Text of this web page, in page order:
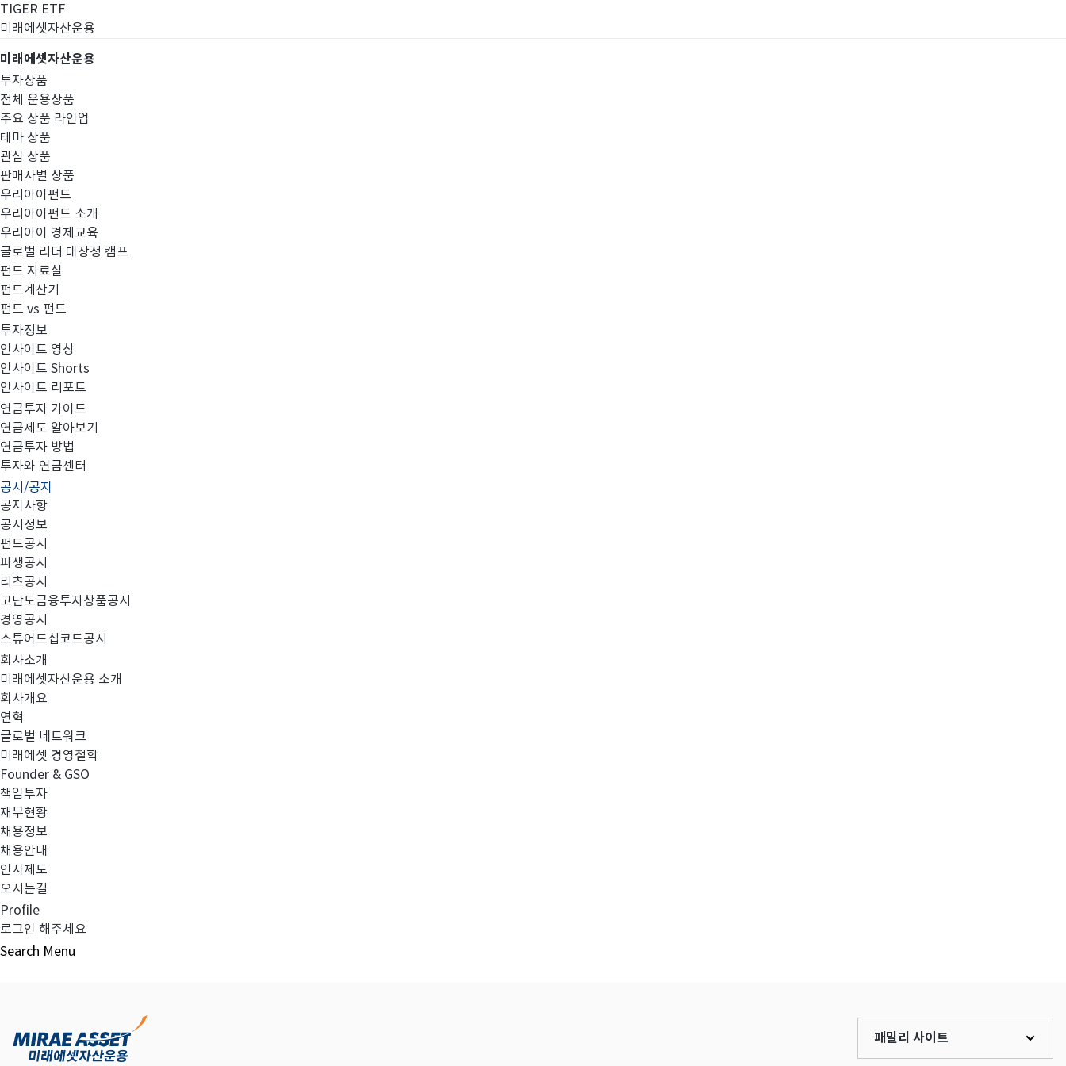
TIGER ETF
미래에셋자산운용
미래에셋자산운용
투자상품
전체 운용상품
주요 상품 라인업
테마 상품
관심 상품
판매사별 상품
우리아이펀드
우리아이펀드 소개
우리아이 경제교육
글로벌 리더 대장정 캠프
펀드 자료실
펀드계산기
펀드 vs 펀드
투자정보
인사이트 영상
인사이트 Shorts
인사이트 리포트
연금투자 가이드
연금제도 알아보기
연금투자 방법
투자와 연금센터
공시/공지
공지사항
공시정보
펀드공시
파생공시
리츠공시
고난도금융투자상품공시
경영공시
스튜어드십코드공시
회사소개
미래에셋자산운용 소개
회사개요
연혁
글로벌 네트워크
미래에셋 경영철학
Founder & GSO
책임투자
재무현황
채용정보
채용안내
인사제도
오시는길
Profile
로그인 해주세요
Search Menu
고난도금융투자상품
고난도금융투자상품_공시_20220125
이전글
다음글
목록보기
패밀리 사이트